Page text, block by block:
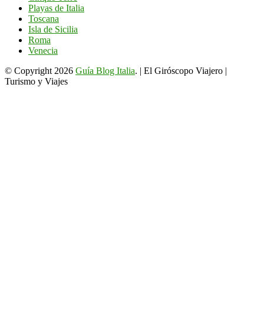
Playas de Italia
Toscana
Isla de Sicilia
Roma
Venecia
© Copyright 2026 Guía Blog Italia. | El Giróscopo Viajero |
Turismo y Viajes